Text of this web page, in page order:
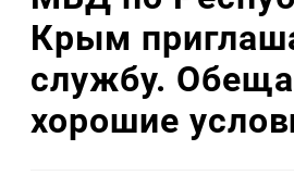
Крым
службу.
хорошие